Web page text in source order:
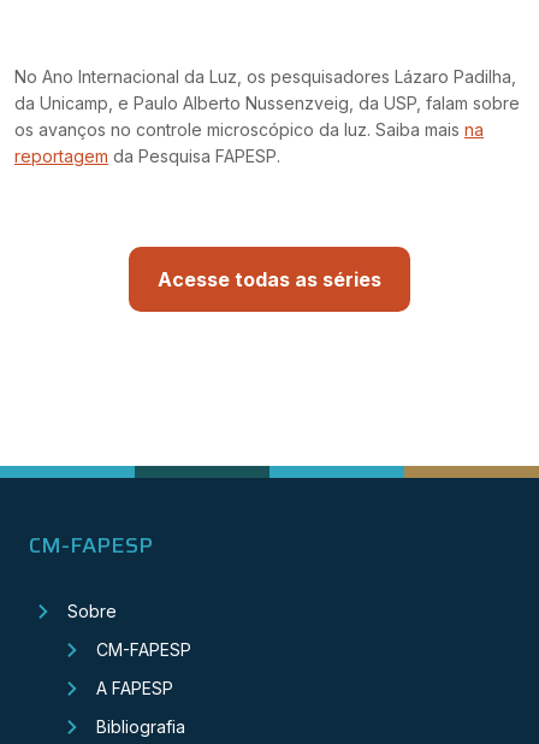
No Ano Internacional da Luz, os pesquisadores Lázaro Padilha,
da Unicamp, e Paulo Alberto Nussenzveig, da USP, falam sobre
os avanços no controle microscópico da luz. Saiba mais na
reportagem da Pesquisa FAPESP.
Acesse todas as séries
CM-FAPESP
Sobre
CM-FAPESP
A FAPESP
Bibliografia